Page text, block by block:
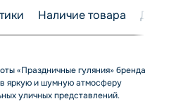
Наличие товара
«Праздничные гуляния» бренда
яркую и шумную атмосферу
уличных представлений.